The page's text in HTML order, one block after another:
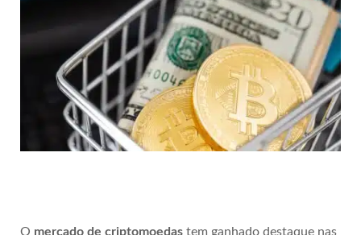
O mercado de criptomoedas tem ganhado destaque nas